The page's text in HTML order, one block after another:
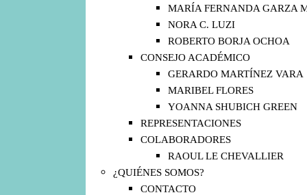
MARÍA FERNANDA GARZA
NORA C. LUZI
ROBERTO BORJA OCHOA
CONSEJO ACADÉMICO
GERARDO MARTÍNEZ VARA
MARIBEL FLORES
YOANNA SHUBICH GREEN
REPRESENTACIONES
COLABORADORES
RAOUL LE CHEVALLIER
¿QUIÉNES SOMOS?
CONTACTO